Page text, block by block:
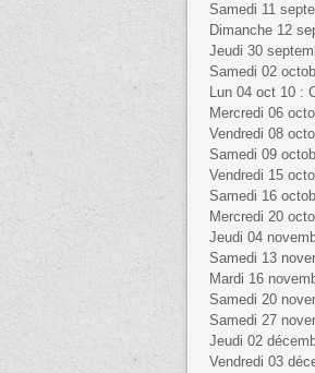
Samedi 11
Dimanche 12
Jeudi 30
Samedi 02
Lun 04 oct 10 :
Mercredi 06
Vendredi 08
Samedi 09
Vendredi 15
Samedi 16
Mercredi 20
Jeudi 04
Samedi 13
Mardi 16
Samedi 20
Samedi 27
Jeudi 02
Vendredi 03